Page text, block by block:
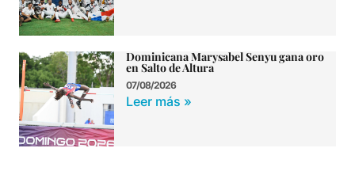
Dominicana Marysabel Senyu gana oro
en Salto de Altura
07/08/2026
Leer más »